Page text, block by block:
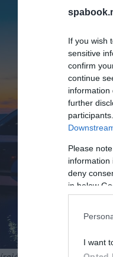
If you wish
sensitive
confirm
continue
information
further
Please
information
deny
in below
I want